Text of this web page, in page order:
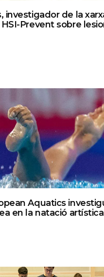
investigador de la
Prevent sobre
Aquatics
en la natació artística